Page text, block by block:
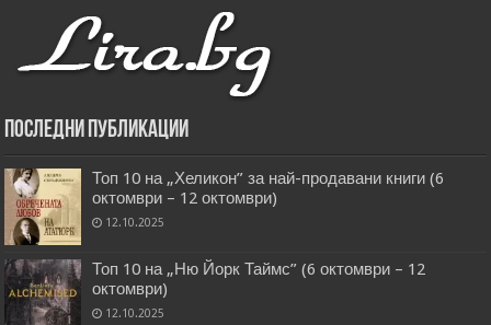
Последни публикации
Топ 10 на „Хеликон” за най-продавани книги (6
октомври – 12 октомври)
12.10.2025
Топ 10 на „Ню Йорк Таймс” (6 октомври – 12
октомври)
12.10.2025